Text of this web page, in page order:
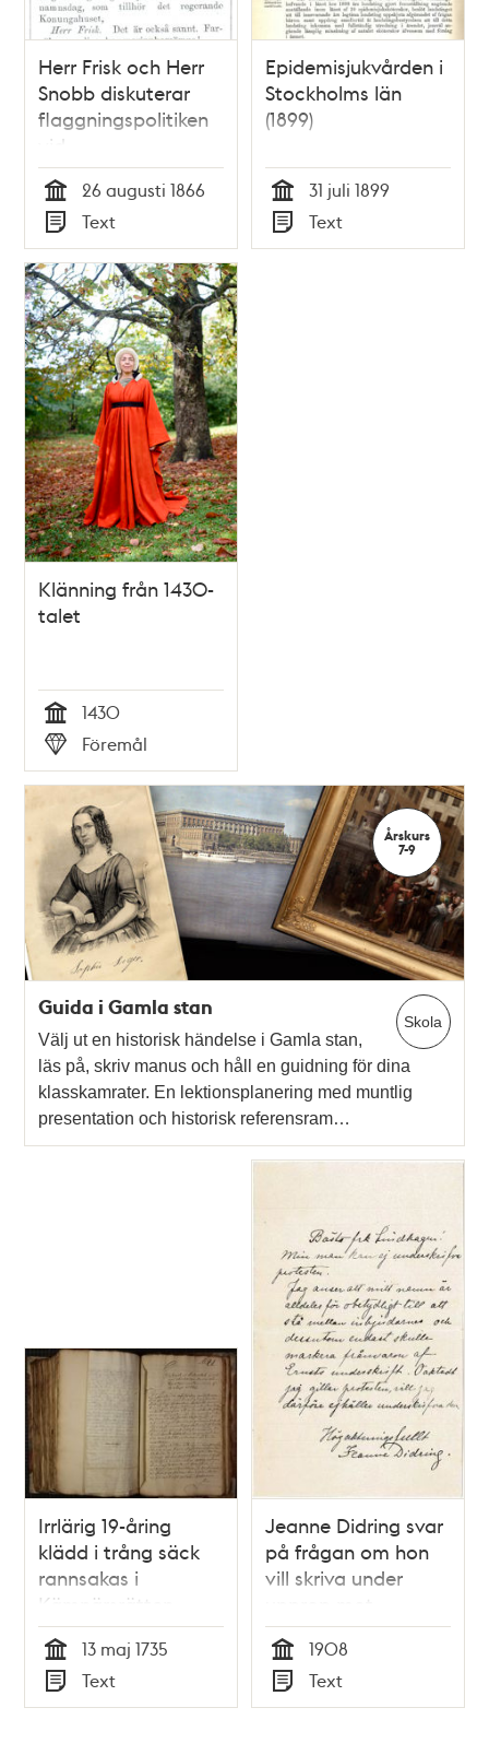
Herr Frisk och Herr
Snobb diskuterar
flaggningspolitiken
vid
Expositionspalatset
på
Stockholmsutställningen
1866. Satirisk dialog i
Söndags-Nisse –
Illustreradt
Veckoblad för
Skämt, Humor och
Satir, nr 35, den 26
augusti 1866
Tid
26 augusti 1866
Typ
Text
Epidemisjukvården i
Stockholms län
(1899)
Tid
31 juli 1899
Typ
Text
Klänning från 1430-
talet
Tid
1430
Typ
Föremål
Årskurs
7-9
Skola
Guida i Gamla stan
Välj ut en historisk händelse i Gamla stan,
läs på, skriv manus och håll en guidning för dina
klasskamrater. En lektionsplanering med muntlig
presentation och historisk referensram…
Irrlärig 19-åring
klädd i trång säck
rannsakas i
Kämnärsrätten
Tid
13 maj 1735
Typ
Text
Jeanne Didring svar
på frågan om hon
vill skriva under
yttrandefrihetsangrepp
Tid
1908
Typ
Text